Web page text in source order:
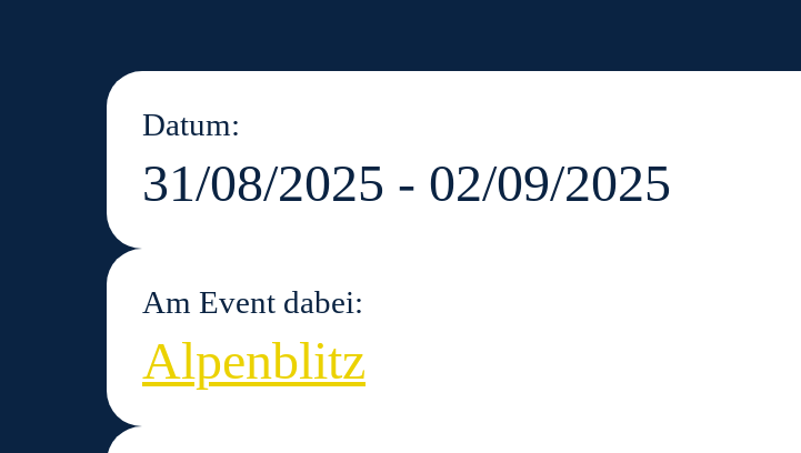
Datum:
31/08/2025 - 02/09/2025
Am Event dabei:
Alpenblitz